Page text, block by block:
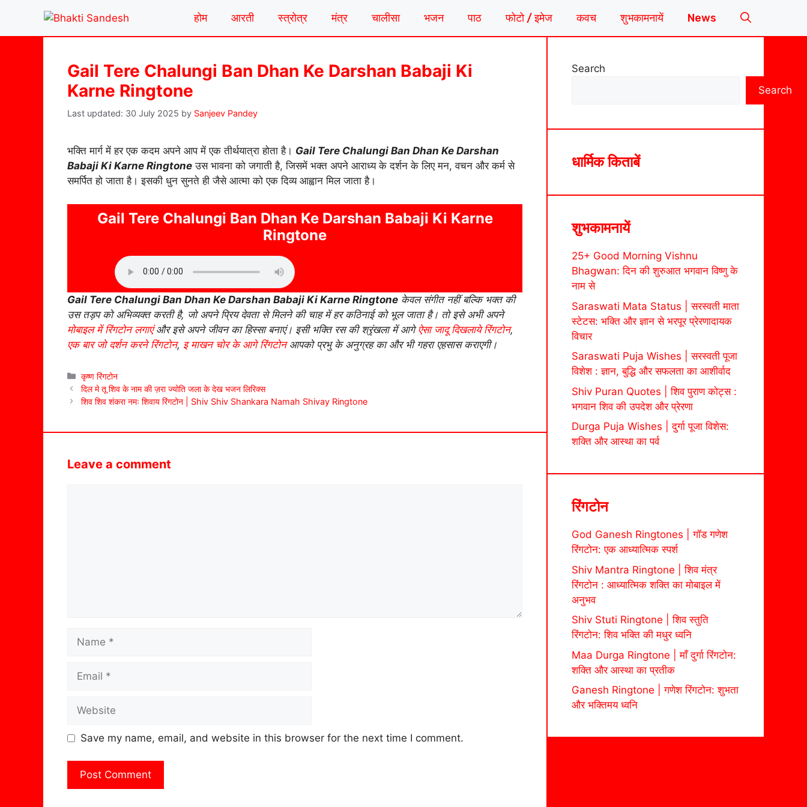
content
होम आरती स्त्रोत्र मंत्र चालीसा भजन पाठ फोटो / इमेज कवच शुभकामनायें News
Gail Tere Chalungi Ban Dhan Ke Darshan Babaji Ki
Karne Ringtone
30 July 2025 by Sanjeev Pandey
भक्ति मार्ग में हर एक कदम अपने आप में एक तीर्थयात्रा होता है। Gail Tere Chalungi Ban Dhan Ke Darshan
Babaji Ki Karne Ringtone उस भावना को जगाती है, जिसमें भक्त अपने आराध्य के दर्शन के लिए मन, वचन और कर्म से
समर्पित हो जाता है। इसकी धुन सुनते ही जैसे आत्मा को एक दिव्य आह्वान मिल जाता है।
Gail Tere Chalungi Ban Dhan Ke Darshan Babaji Ki Karne
Ringtone
Gail Tere Chalungi Ban Dhan Ke Darshan Babaji Ki Karne Ringtone केवल संगीत नहीं बल्कि भक्त की
उस तड़प को अभिव्यक्त करती है, जो अपने प्रिय देवता से मिलने की चाह में हर कठिनाई को भूल जाता है। तो इसे अभी अपने
मोबाइल में रिंगटोन लगाएंऔर इसे अपने जीवन का हिस्सा बनाएं। इसी भक्ति रस की श्रृंखला में आगेऐसा जादू दिखलाये रिंगटोन,
एक बार जो दर्शन करने रिंगटोन, इ माखन चोर के आगे रिंगटोनआपको प्रभु के अनुग्रह का और भी गहरा एहसास कराएगी।
Categories
कृष्ण रिंगटोन
दिल मे तू शिव के नाम की ज़रा ज्योति जला के देख भजन लिरिक्स
शिव शिव शंकरा नमः शिवाय रिंगटोन | Shiv Shiv Shankara Namah Shivay Ringtone
Leave a comment
Save my name, email, and website in this browser for the next time I comment.
Search
Search
धार्मिक किताबें
शुभकामनायें
25+ Good Morning Vishnu
Bhagwan: दिन की शुरुआत भगवान विष्णु के
नाम से
Saraswati Mata Status | सरस्वती माता
स्टेटस: भक्ति और ज्ञान से भरपूर प्रेरणादायक
विचार
Saraswati Puja Wishes | सरस्वती पूजा
विशेश : ज्ञान, बुद्धि और सफलता का आशीर्वाद
Shiv Puran Quotes | शिव पुराण कोट्स :
भगवान शिव की उपदेश और प्रेरणा
Durga Puja Wishes | दुर्गा पूजा विशेस:
शक्ति और आस्था का पर्व
रिंगटोन
God Ganesh Ringtones | गॉड गणेश
रिंगटोन: एक आध्यात्मिक स्पर्श
Shiv Mantra Ringtone | शिव मंत्र
रिंगटोन : आध्यात्मिक शक्ति का मोबाइल में
अनुभव
Shiv Stuti Ringtone | शिव स्तुति
रिंगटोन: शिव भक्ति की मधुर ध्वनि
Maa Durga Ringtone | माँ दुर्गा रिंगटोन:
शक्ति और आस्था का प्रतीक
Ganesh Ringtone | गणेश रिंगटोन: शुभता
और भक्तिमय ध्वनि